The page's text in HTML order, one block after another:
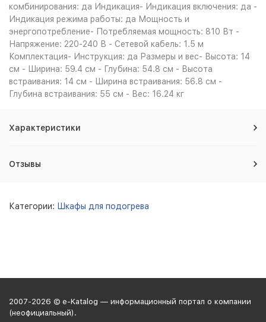
комбинирования: да Индикация- Индикация включения: да -
Индикация режима работы: да Мощность и
энергопотребление- Потребляемая мощность: 810 Вт -
Напряжение: 220-240 В - Сетевой кабель: 1.5 м
Комплектация- Инструкция: да Размеры и вес- Высота: 14
см - Ширина: 59.4 см - Глубина: 54.8 см - Высота
встраивания: 14 см - Ширина встраивания: 56.8 см -
Глубина встраивания: 55 см - Вес: 16.24 кг
Характеристики
Отзывы
Категории: Шкафы для подогрева
2007-2026 © e-Katalog — информационный портал о компании
(неофициальный).